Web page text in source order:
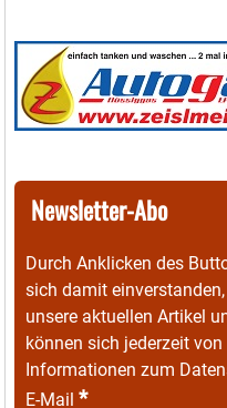
Newsletter-Abo
Durch Anklicken des
sich damit
unsere aktuellen Artikel
können sich jederzeit
Informationen zum
E-Mail *